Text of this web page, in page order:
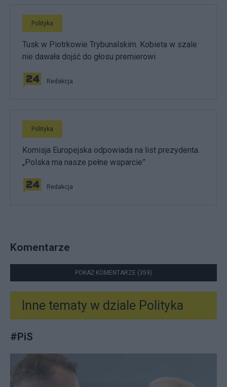
Polityka
Tusk w Piotrkowie Trybunalskim. Kobieta w szale
nie dawała dojść do głosu premierowi
Redakcja
Polityka
Komisja Europejska odpowiada na list prezydenta.
„Polska ma nasze pełne wsparcie”
Redakcja
Komentarze
POKAŻ KOMENTARZE (359)
Inne tematy w dziale Polityka
#PiS